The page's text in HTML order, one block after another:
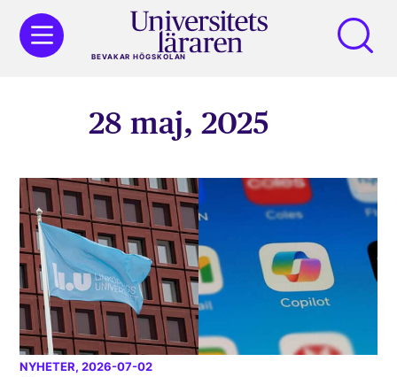
BEVAKAR HÖGSKOLAN
28 maj, 2025
NYHETER, 2026-07-02